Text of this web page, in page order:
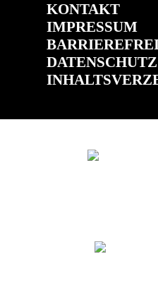
KONTAKT
IMPRESSUM
DATENSCHUTZ
(ÖFFNET